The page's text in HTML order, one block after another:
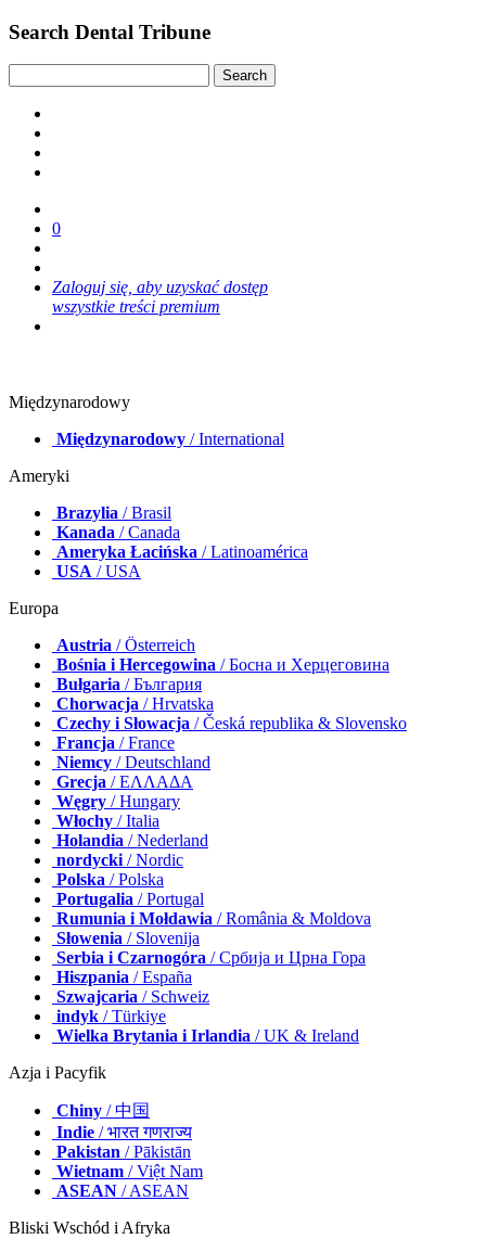
Search Dental Tribune
0
Zaloguj się, aby uzyskać dostęp
wszystkie treści premium
Międzynarodowy
Międzynarodowy / International
Ameryki
Brazylia / Brasil
Kanada / Canada
Ameryka Łacińska / Latinoamérica
USA / USA
Europa
Austria / Österreich
Bośnia i Hercegowina / Босна и Херцеговина
Bułgaria / България
Chorwacja / Hrvatska
Czechy i Słowacja / Česká republika & Slovensko
Francja / France
Niemcy / Deutschland
Grecja / ΕΛΛΑΔΑ
Węgry / Hungary
Włochy / Italia
Holandia / Nederland
nordycki/ Nordic
Polska / Polska
Portugalia / Portugal
Rumunia i Mołdawia / România & Moldova
Słowenia / Slovenija
Serbia i Czarnogóra / Србија и Црна Гора
Hiszpania / España
Szwajcaria / Schweiz
indyk / Türkiye
Wielka Brytania i Irlandia / UK & Ireland
Azja i Pacyfik
Chiny / 中国
Indie / भारत गणराज्य
Pakistan / Pākistān
Wietnam / Việt Nam
ASEAN / ASEAN
Bliski Wschód i Afryka